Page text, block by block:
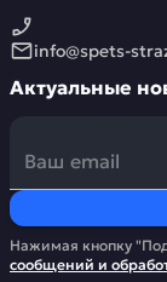
info@spets-
Актуальные
Нажимая кнопку
сообщений и